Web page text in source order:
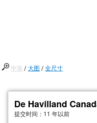
中等 /大图 /全尺寸
De Havilland
提交时间： 11 年以前